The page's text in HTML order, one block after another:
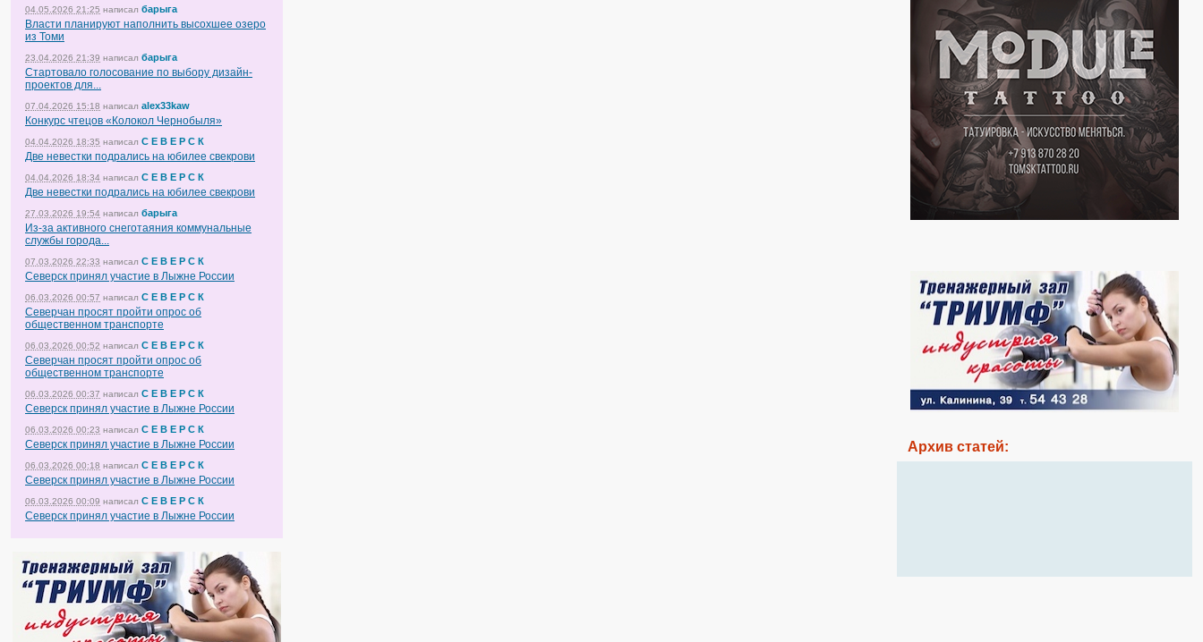
04.05.2026 21:25 написал барыга
Власти планируют наполнить высохшее озеро
из Томи
23.04.2026 21:39 написал барыга
Стартовало голосование по выбору дизайн-
проектов для...
07.04.2026 15:18 написал alex33kaw
Конкурс чтецов «Колокол Чернобыля»
04.04.2026 18:35 написал С Е В Е Р С К
Две невестки подрались на юбилее свекрови
04.04.2026 18:34 написал С Е В Е Р С К
Две невестки подрались на юбилее свекрови
27.03.2026 19:54 написал барыга
Из-за активного снеготаяния коммунальные
службы города...
07.03.2026 22:33 написал С Е В Е Р С К
Северск принял участие в Лыжне России
06.03.2026 00:57 написал С Е В Е Р С К
Северчан просят пройти опрос об
общественном транспорте
06.03.2026 00:52 написал С Е В Е Р С К
Северчан просят пройти опрос об
общественном транспорте
06.03.2026 00:37 написал С Е В Е Р С К
Северск принял участие в Лыжне России
06.03.2026 00:23 написал С Е В Е Р С К
Северск принял участие в Лыжне России
06.03.2026 00:18 написал С Е В Е Р С К
Северск принял участие в Лыжне России
06.03.2026 00:09 написал С Е В Е Р С К
Северск принял участие в Лыжне России
Архив статей: